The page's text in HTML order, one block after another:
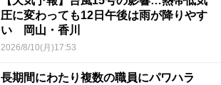
圧に変わっても12日午後は雨が降りやす
い 岡山・香川
2026/8/10(月)17:53
長期間にわたり複数の職員にパワハラ